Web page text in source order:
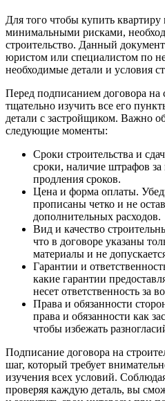
Для того чтобы купить квартиру
минимальными рисками,
строительство. Данный
юристом или специалистом по
необходимые детали и условия
Перед подписанием договора на
тщательно изучить все его
детали с застройщиком. Важно
следующие моменты:
Сроки строительства и
сроки, наличие штрафов
продления сроков.
Цена и форма оплаты.
прописаны четко и не
дополнительных расходов.
Вид и качество
что в договоре указаны
материалы и не
Гарантии и
какие гарантии
несет ответственность за
Права и обязанности
права и обязанности как
чтобы избежать
Подписание договора на
шаг, который требует
изучения всех условий.
проверяя каждую деталь, вы